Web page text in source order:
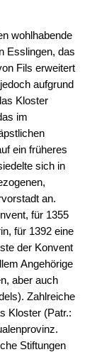
wohlhabende
Esslingen, das
Fils erweitert
aufgrund
Kloster
im
ein früheres
sich in
an.
für 1355
für 1392 eine
der Konvent
Angehörige
aber auch
Zahlreiche
Kloster (Patr.:
Stiftungen